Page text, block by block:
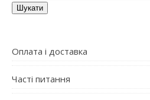
Шукати
Оплата і доставка
Часті питання